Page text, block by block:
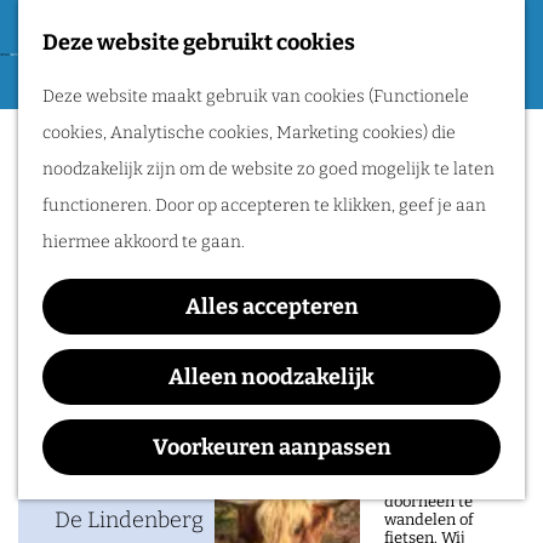
Deze website gebruikt cookies
Deze website maakt gebruik van cookies (Functionele
cookies, Analytische cookies, Marketing cookies) die
noodzakelijk zijn om de website zo goed mogelijk te laten
functioneren. Door op accepteren te klikken, geef je aan
hiermee akkoord te gaan.
Alles accepteren
Alleen noodzakelijk
Voorkeuren aanpassen
a
F
a
v
o
r
i
e
e
M
e
n
u
Routes
Wandelen
Fietsen
Routeplanner
Natuurgebieden
in het Rijk van
natuur in het Rijk
van Nijmegen is
doorheen te
wandelen of
fietsen. Wij
Nijmeegs Open Podium
Waar:
De Lindenberg
donderdag 26 november
Contact
De Lindenberg
De Lindenberg